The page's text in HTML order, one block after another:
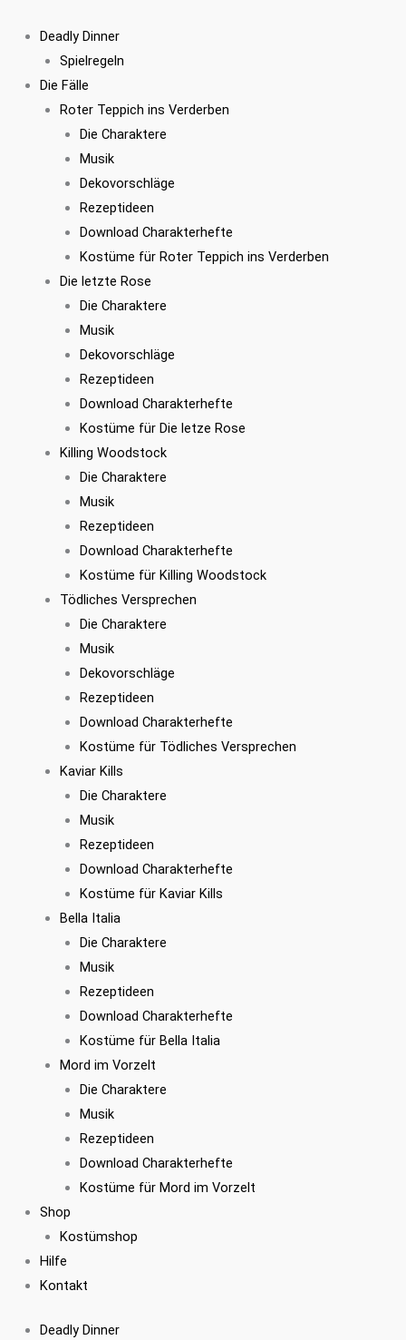
Inhalt
springen
Deadly Dinner
Spielregeln
Die Fälle
Roter Teppich ins Verderben
Die Charaktere
Musik
Dekovorschläge
Rezeptideen
Download Charakterhefte
Kostüme für Roter Teppich ins Verderben
Die letzte Rose
Die Charaktere
Musik
Dekovorschläge
Rezeptideen
Download Charakterhefte
Kostüme für Die letze Rose
Killing Woodstock
Die Charaktere
Musik
Rezeptideen
Download Charakterhefte
Kostüme für Killing Woodstock
Tödliches Versprechen
Die Charaktere
Musik
Dekovorschläge
Rezeptideen
Download Charakterhefte
Kostüme für Tödliches Versprechen
Kaviar Kills
Die Charaktere
Musik
Rezeptideen
Download Charakterhefte
Kostüme für Kaviar Kills
Bella Italia
Die Charaktere
Musik
Rezeptideen
Download Charakterhefte
Kostüme für Bella Italia
Mord im Vorzelt
Die Charaktere
Musik
Rezeptideen
Download Charakterhefte
Kostüme für Mord im Vorzelt
Shop
Kostümshop
Hilfe
Kontakt
Deadly Dinner